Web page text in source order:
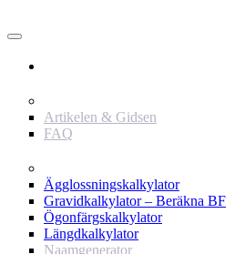
Artikelen & Gidsen
FAQ
Ägglossningskalkylator
Gravidkalkylator – Beräkna BF
Ögonfärgskalkylator
Längdkalkylator
Naamgenerator